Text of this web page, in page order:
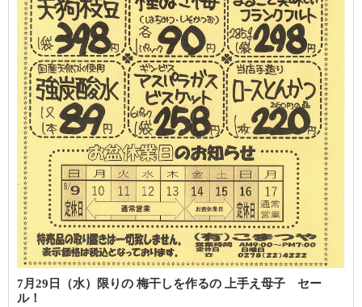
7月29日（水）限りの 梅干しを作るの 上手え母子 セー
ル！